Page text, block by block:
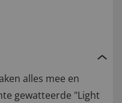
alles mee en
gewatteerde "Light